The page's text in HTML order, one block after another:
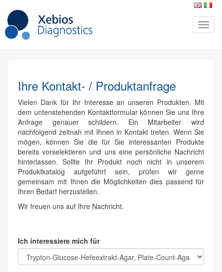
Ihre Kontakt- / Produktanfrage
Vielen Dank für Ihr Interesse an unseren Produkten. Mit
dem untenstehenden Kontaktformular können Sie uns Ihre
Anfrage genauer schildern. Ein Mitarbeiter wird
nachfolgend zeitnah mit Ihnen in Kontakt treten. Wenn Sie
mögen, können Sie die für Sie interessanten Produkte
bereits vorselektieren und uns eine persönliche Nachricht
hinterlassen. Sollte Ihr Produkt noch nicht in unserem
Produktkatalog aufgeführt sein, prüfen wir gerne
gemeinsam mit Ihnen die Möglichkeiten dies passend für
Ihren Bedarf herzustellen.
Wir freuen uns auf Ihre Nachricht.
Ich interessiere mich für